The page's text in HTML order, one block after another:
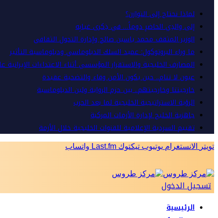
لماذا نحتاج إلى التوازن؟
إلى والدِي الحاضرِ دوماً… في ذِكرى غيابِه
الوزير المثقف محمد ياسين صالح وإدارة التحول الثقافي
ما وراء البروتوكول: عميد السلك الدبلوماسي ودبلوماسية التأثير
المصارف الخليجية والاستقرار المؤسسي أثناء الاعتداءات
عيون لا تنام.. حين يكون الأمن وفاء والتضحية عقيدة
خارجيتنا وخارجيتهم.. بين حزم الرواية ولين الدبلوماسية
الرؤية الاستراتيجية الخليجية لما بعد الحرب
جاهزية الخليج لإدارة الأزمات المركبة
تقييم السردية الإعلامية للقنوات الخليجية خلال الأزمة
تويتر الانستغرام يوتيوب تيكتوك Last.fm واتساب
تسجيل الدخول
الرئيسية